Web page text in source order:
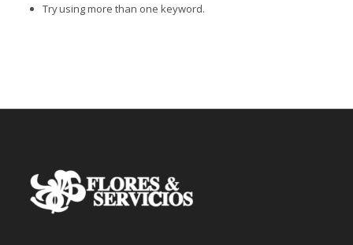
Try using more than one keyword.